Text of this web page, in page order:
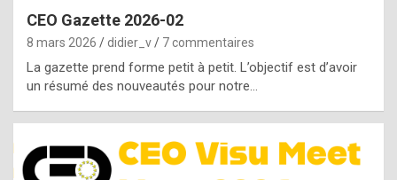
g
e
n
u
i
n
CEO Gazette 2026-02
8 mars 2026 didier_v 7 commentaires
La gazette prend forme petit à petit. L’objectif est d’avoir
un résumé des nouveautés pour notre…